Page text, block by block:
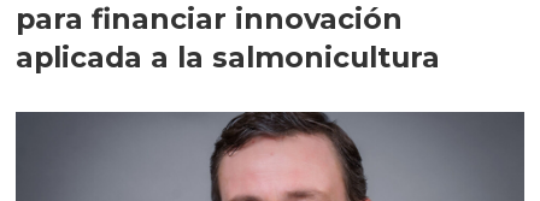
para financiar innovación
aplicada a la salmonicultura